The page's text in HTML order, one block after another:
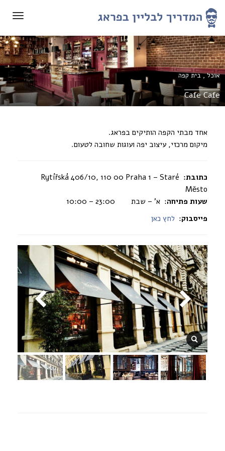
אוכל,בית קפה
Cafe Cafe
אחד מבתי הקפה הותיקים בפראג.
מיקום מרכזי, עיצוב יפה ועוגות שחובה לטעום.
כתובת: Rytířská 406/10, 110 00 Praha 1 – Staré
Město
שעות פתיחה: א’ – שבת 23:00 – 10:00
פייסבוק: לחץ כאן